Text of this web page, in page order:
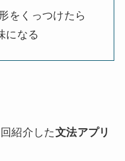
をくっつけたら
になる
紹介した文法アプリ